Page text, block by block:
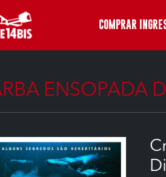
COMPRAR
ENSOPADA